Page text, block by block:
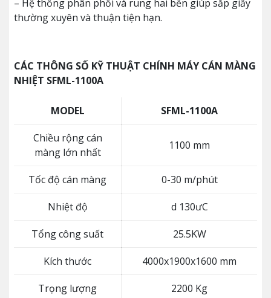
– Hệ thống phân phối và rung hai bền giúp sắp giấy
thường xuyên và thuận tiện hạn.
CÁC THÔNG SỐ KỸ THUẬT CHÍNH MÁY CÁN MÀNG
NHIỆT SFML-1100A
MODEL SFML-1100A
Chiều rộng cán
màng lớn nhất
1100 mm
Tốc độ cán màng 0-30 m/phút
Nhiệt độ d 130ưC
Tổng công suất 25.5KW
Kích thước 4000x1900x1600 mm
Trọng lượng 2200 Kg